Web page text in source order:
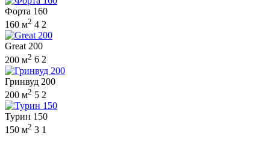
Форта 160
160 м2 4 2
Great 200
200 м2 6 2
Гринвуд 200
200 м2 5 2
Турин 150
150 м2 3 1